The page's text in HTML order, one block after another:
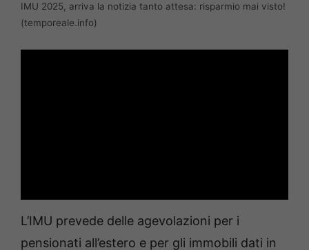
IMU 2025, arriva la notizia tanto attesa: risparmio mai visto!
(temporeale.info)
L’IMU prevede delle agevolazioni per i
pensionati all’estero e per gli immobili dati in